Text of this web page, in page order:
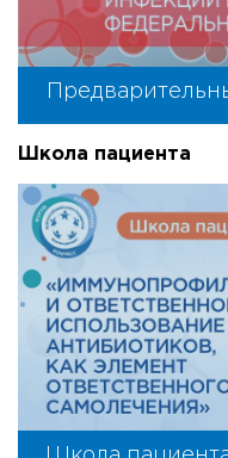
Школа пациента